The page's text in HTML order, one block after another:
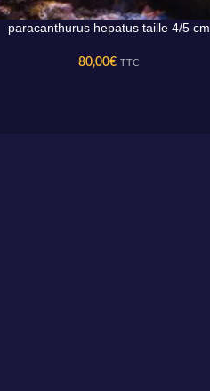
AU PANIER
paracanthurus hepatus taille 4/5 cm
80,00€ TTC